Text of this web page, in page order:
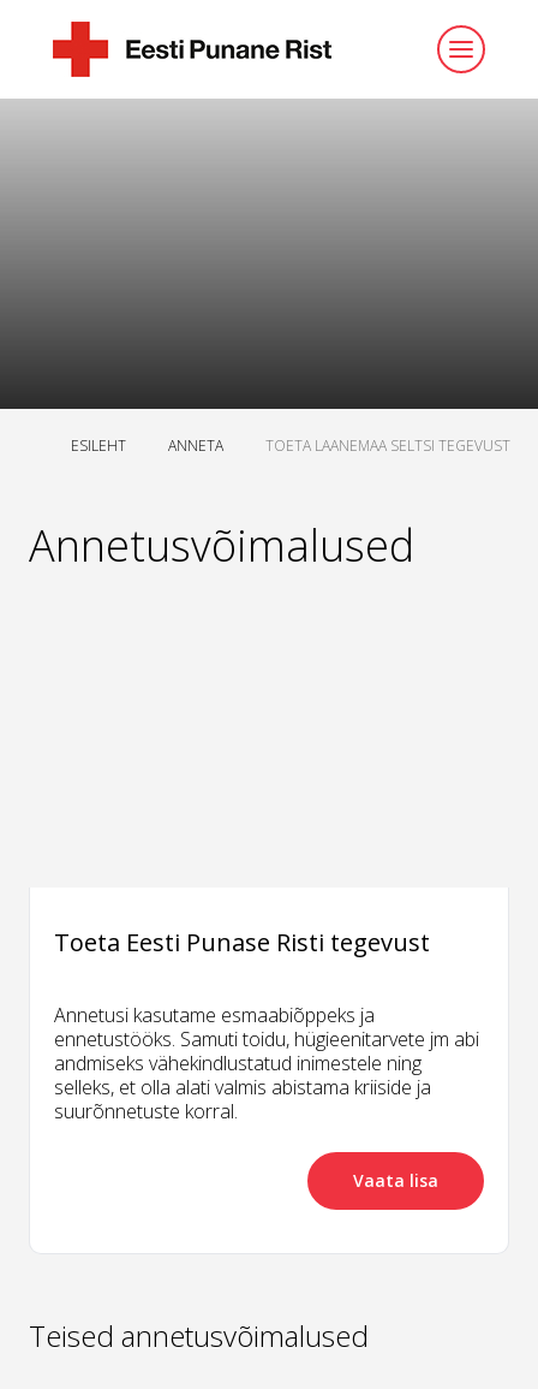
ESILEHT ANNETA TOETA LAANEMAA SELTSI TEGEVUST
Annetusvõimalused
Toeta Eesti Punase Risti tegevust
Annetusi kasutame esmaabiõppeks ja
ennetustööks. Samuti toidu, hügieenitarvete jm abi
andmiseks vähekindlustatud inimestele ning
selleks, et olla alati valmis abistama kriiside ja
suurõnnetuste korral.
Vaata lisa
Teised annetusvõimalused